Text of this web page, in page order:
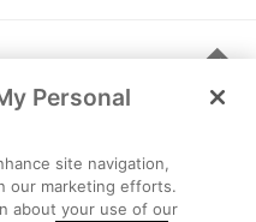
ルート
を見る
Personal
site navigation,
our marketing efforts.
about your use of our